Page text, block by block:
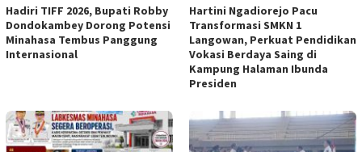
Hadiri TIFF 2026, Bupati Robby
Dondokambey Dorong Potensi
Minahasa Tembus Panggung
Internasional
Hartini Ngadiorejo Pacu
Transformasi SMKN 1
Langowan, Perkuat Pendidikan
Vokasi Berdaya Saing di
Kampung Halaman Ibunda
Presiden